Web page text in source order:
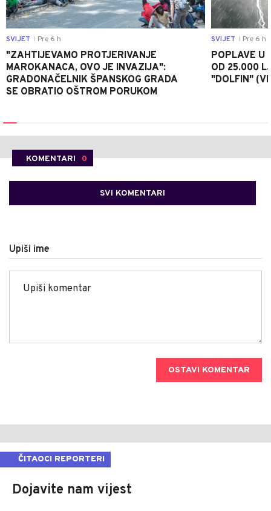
SVIJET Pre 6 h
"ZAHTIJEVAMO PROTJERIVANJE
MAROKANACA, OVO JE INVAZIJA":
GRADONAČELNIK ŠPANSKOG GRADA
SE OBRATIO OŠTROM PORUKOM
SVIJET Pre 6 h
POPLAVE U
OD 25.000
"DOLFIN"
KOMENTARI 0
SVI KOMENTARI
Upiši ime
OSTAVI KOMENTAR
ČITAOCI REPORTERI
Dojavite nam vijest